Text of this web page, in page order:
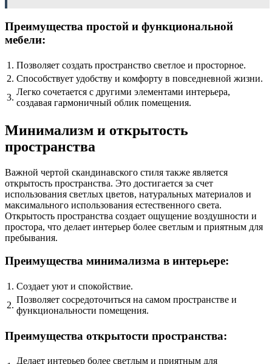
Преимущества простой и функциональной
мебели:
1. Позволяет создать пространство светлое и просторное.
2. Способствует удобству и комфорту в повседневной жизни.
3.
Легко сочетается с другими элементами интерьера,
создавая гармоничный облик помещения.
Минимализм и открытость
пространства
Важной чертой скандинавского стиля также является
открытость пространства. Это достигается за счет
использования светлых цветов, натуральных материалов и
максимального использования естественного света.
Открытость пространства создает ощущение воздушности и
простора, что делает интерьер более светлым и приятным для
пребывания.
Преимущества минимализма в интерьере:
1. Создает уют и спокойствие.
2.
Позволяет сосредоточиться на самом пространстве и
функциональности помещения.
Преимущества открытости пространства:
Делает интерьер более светлым и приятным для